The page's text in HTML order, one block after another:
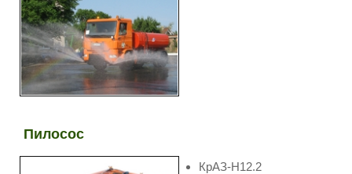
Пилосос
КрАЗ-Н12.2